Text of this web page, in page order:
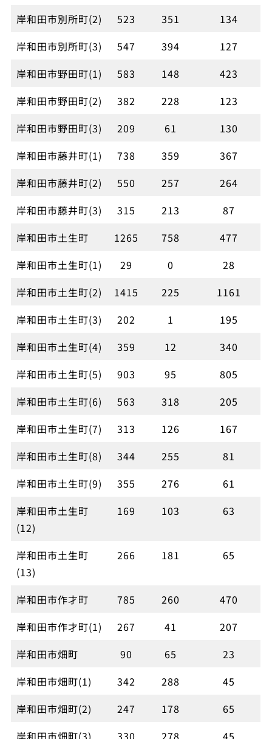
岸和田市別所町(2)
523 351
134
岸和田市別所町(3)
547 394
127
岸和田市野田町(1)
583 148
423
岸和田市野田町(2)
382 228
123
岸和田市野田町(3)
209 61
130
岸和田市藤井町(1)
738 359
367
岸和田市藤井町(2)
550 257
264
岸和田市藤井町(3)
315 213
87
岸和田市土生町
1265 758
477
岸和田市土生町(1)
29 0
28
岸和田市土生町(2)
1415 225
1161
岸和田市土生町(3)
202 1
195
岸和田市土生町(4)
359 12
340
岸和田市土生町(5)
903 95
805
岸和田市土生町(6)
563 318
205
岸和田市土生町(7)
313 126
167
岸和田市土生町(8)
344 255
81
岸和田市土生町(9)
355 276
61
岸和田市土生町
(12)
169 103 63
岸和田市土生町
(13)
266 181 65
岸和田市作才町 785 260
470
岸和田市作才町(1)
267 41
207
岸和田市畑町
90 65
23
岸和田市畑町(1)
342 288
45
岸和田市畑町(2)
247 178
65
岸和田市畑町(3)
330 278 45